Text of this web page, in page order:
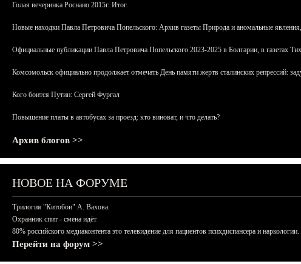
Голая вечеринка Роснано 2015г. Итог.
Новые находки Павла Петровича Попельского: Архив газеты Природа и аномальные
Официальные публикации Павла Петровича Попельского 2023-2025 в Болгарии, в газетах
Комсомольск официально продолжает отмечать День памяти жертв сталинских репрессий:
Кого боится Путин: Сергей Фургал
Повышение платы в автобусах за проезд: кто виноват, и что делать?
Архив блогов >>
НОВОЕ НА ФОРУМЕ
Трилогия "Китобои" А. Вахова.
Охранник спит - смена идёт
80% российского медиаконтента это телевидение для пациентов психдиспансера и наркологии.
Перейти на форум >>